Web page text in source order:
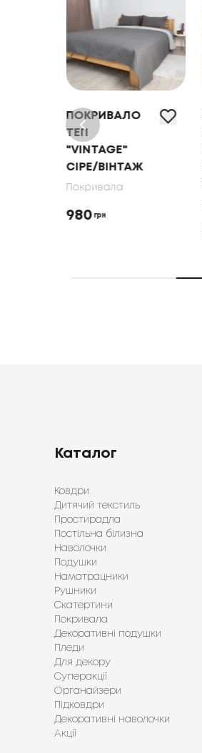
ПОКРИВАЛО
ТЕП
"VINTAGE"
СІРЕ/ВІНТАЖ
Покривала
980 грн
Каталог
Ковдри
Дитячий текстиль
Простирадла
Постільна білизна
Наволочки
Подушки
Наматрацники
Рушники
Скатертини
Покривала
Декоративні подушки
Пледи
Для декору
Суперакції
Органайзери
Підковдри
Декоративні наволочки
Акції